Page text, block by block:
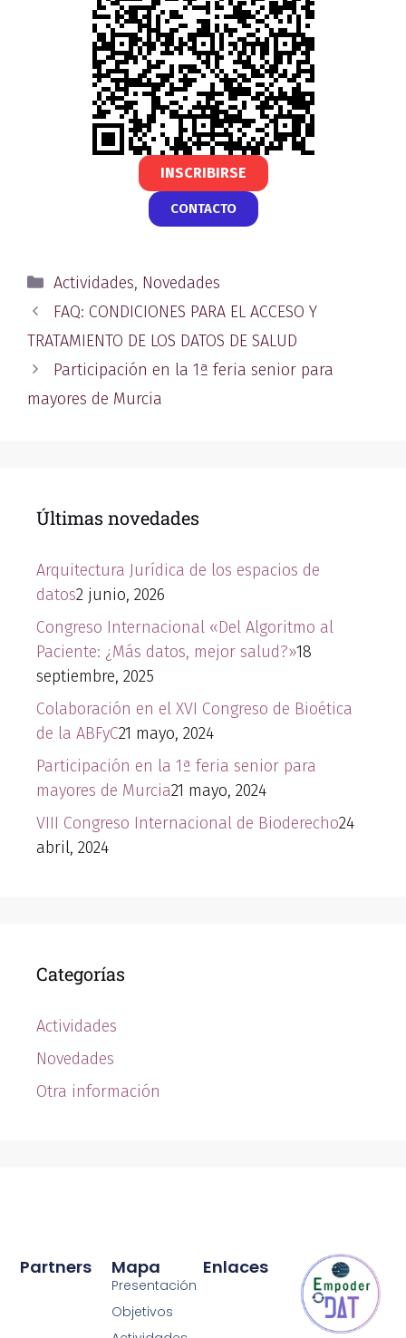
INSCRIBIRSE
CONTACTO
Actividades, Novedades
FAQ: CONDICIONES PARA EL ACCESO Y
TRATAMIENTO DE LOS DATOS DE SALUD
Participación en la 1ª feria senior para
mayores de Murcia
Últimas novedades
Arquitectura Jurídica de los espacios de
datos2 junio, 2026
Congreso Internacional «Del Algoritmo al
Paciente: ¿Más datos, mejor salud?»18
septiembre, 2025
Colaboración en el XVI Congreso de Bioética
de la ABFyC21 mayo, 2024
Participación en la 1ª feria senior para
mayores de Murcia21 mayo, 2024
VIII Congreso Internacional de Bioderecho24
abril, 2024
Categorías
Actividades
Novedades
Otra información
Mapa
Presentación
Objetivos
Partners Enlaces